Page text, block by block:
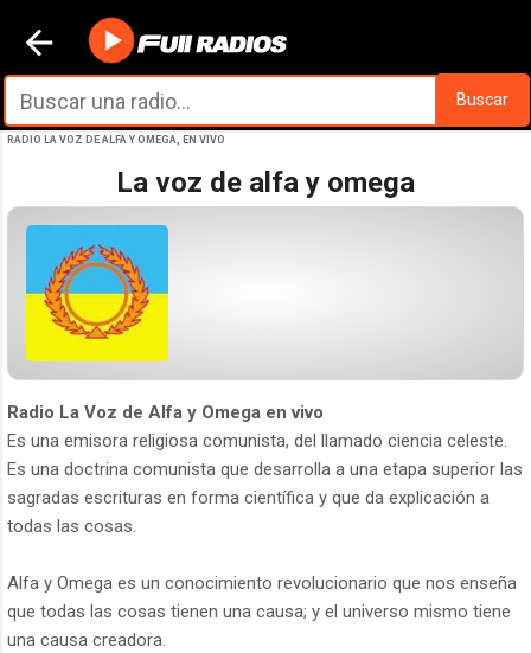
Ir al contenido principal
Buscar
RADIO LA VOZ DE ALFA Y OMEGA, EN VIVO
La voz de alfa y omega
Radio La Voz de Alfa y Omega en vivo
Es una emisora religiosa comunista, del llamado ciencia celeste.
Es una doctrina comunista que desarrolla a una etapa superior las
sagradas escrituras en forma científica y que da explicación a
todas las cosas.
Alfa y Omega es un conocimiento revolucionario que nos enseña
que todas las cosas tienen una causa; y el universo mismo tiene
una causa creadora.